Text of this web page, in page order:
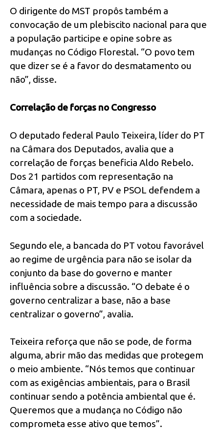
O dirigente do MST propôs também a
convocação de um plebiscito nacional para que
a população participe e opine sobre as
mudanças no Código Florestal. “O povo tem
que dizer se é a favor do desmatamento ou
não”, disse.
Correlação de forças no Congresso
O deputado federal Paulo Teixeira, líder do PT
na Câmara dos Deputados, avalia que a
correlação de forças beneficia Aldo Rebelo.
Dos 21 partidos com representação na
Câmara, apenas o PT, PV e PSOL defendem a
necessidade de mais tempo para a discussão
com a sociedade.
Segundo ele, a bancada do PT votou favorável
ao regime de urgência para não se isolar da
conjunto da base do governo e manter
influência sobre a discussão. “O debate é o
governo centralizar a base, não a base
centralizar o governo”, avalia.
Teixeira reforça que não se pode, de forma
alguma, abrir mão das medidas que protegem
o meio ambiente. “Nós temos que continuar
com as exigências ambientais, para o Brasil
continuar sendo a potência ambiental que é.
Queremos que a mudança no Código não
comprometa esse ativo que temos”.